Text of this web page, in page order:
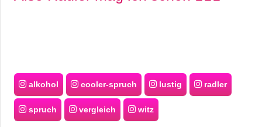
alkohol cooler-spruch lustig radler
spruch vergleich witz